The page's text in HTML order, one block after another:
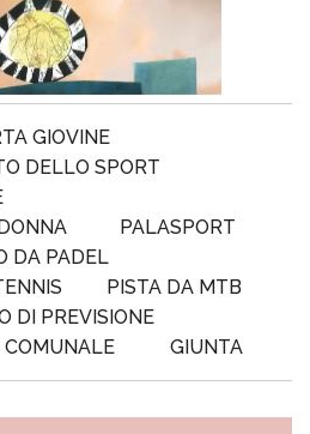
GIOVINE
DELLO SPORT
PALASPORT
DA PADEL
PISTA DA MTB
DI PREVISIONE
COMUNALE
GIUNTA